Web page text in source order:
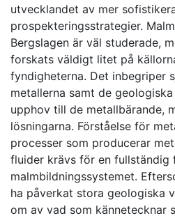
utvecklandet av mer
prospekteringsstrategier.
Bergslagen är väl studerade,
forskats väldigt litet på
fyndigheterna. Det inbegriper
metallerna samt de
upphov till de metallbärande,
lösningarna. Förståelse för
processer som producerar
fluider krävs för en fullständig
malmbildningssystemet.
ha påverkat stora geologiska
om av vad som kännetecknar